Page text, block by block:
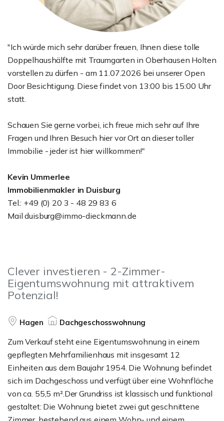
"Ich würde mich sehr darüber freuen, Ihnen diese tolle
Doppelhaushälfte mit Traumgarten in Oberhausen Holten
vorstellen zu dürfen - am 11.07.2026 bei unserer Open
Door Besichtigung. Diese findet von 13:00 bis 15:00 Uhr
statt.
Schauen Sie gerne vorbei, ich freue mich sehr auf Ihre
Fragen und Ihren Besuch hier vor Ort an dieser toller
Immobilie - jeder ist hier willkommen!"
Kevin Ummerlee
Immobilienmakler in Duisburg
Tel.: +49 (0) 20 3 - 48 29 83 6
Mail duisburg@immo-dieckmann.de
Clever investieren - 2-Zimmer-
Eigentumswohnung mit attraktivem
Potenzial!
Hagen Dachgeschosswohnung
Zum Verkauf steht eine Eigentumswohnung in einem
gepflegten Mehrfamilienhaus mit insgesamt 12
Einheiten aus dem Baujahr 1954. Die Wohnung befindet
sich im Dachgeschoss und verfügt über eine Wohnfläche
von ca. 55,5 m².Der Grundriss ist klassisch und funktional
gestaltet: Die Wohnung bietet zwei gut geschnittene